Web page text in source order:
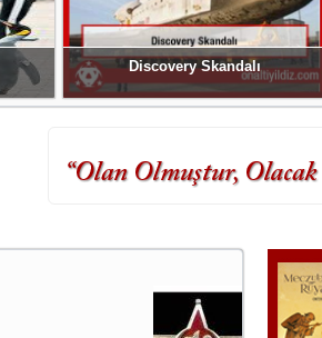
Discovery Skandalı